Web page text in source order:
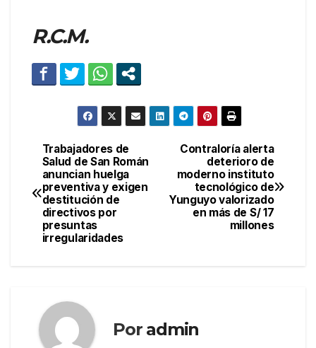
R.C.M.
Navegación
de
entradas
Contraloría alerta
deterioro de
moderno instituto
tecnológico de
Yunguyo valorizado
en más de S/ 17
millones
Trabajadores de
Salud de San Román
anuncian huelga
preventiva y exigen
destitución de
directivos por
presuntas
irregularidades
Por admin